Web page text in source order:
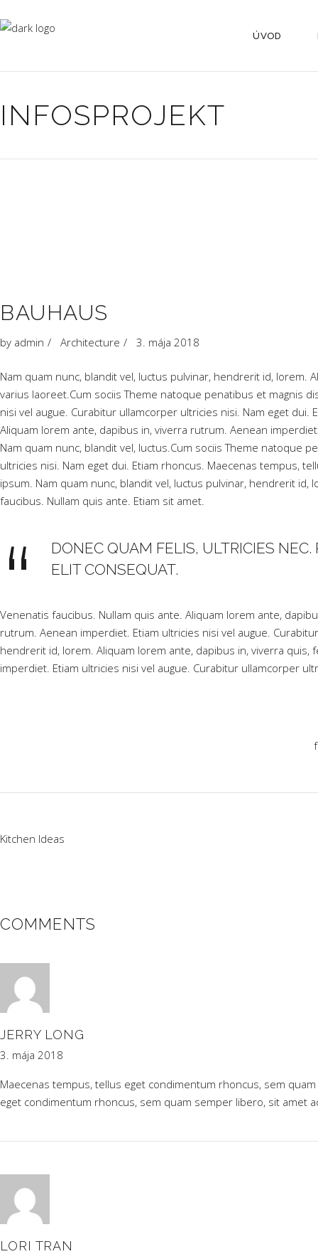
ÚVOD
INFOSPROJEKT
BAUHAUS
by admin Architecture 3. mája 2018
Nam quam nunc, blandit vel, luctus pulvinar, hendrerit id, lorem.
varius laoreet.Cum sociis Theme natoque penatibus et magnis
nisi vel augue. Curabitur ullamcorper ultricies nisi. Nam eget
Aliquam lorem ante, dapibus in, viverra rutrum. Aenean
Nam quam nunc, blandit vel, luctus.Cum sociis Theme natoque
ultricies nisi. Nam eget dui. Etiam rhoncus. Maecenas tempus,
ipsum. Nam quam nunc, blandit vel, luctus pulvinar, hendrerit
faucibus. Nullam quis ante. Etiam sit amet.
DONEC QUAM FELIS, ULTRICIES
ELIT CONSEQUAT.
Venenatis faucibus. Nullam quis ante. Aliquam lorem ante,
rutrum. Aenean imperdiet. Etiam ultricies nisi vel augue.
hendrerit id, lorem. Aliquam lorem ante, dapibus in, viverra
imperdiet. Etiam ultricies nisi vel augue. Curabitur ullamcorper
Kitchen Ideas
COMMENTS
JERRY LONG
3. mája 2018
Maecenas tempus, tellus eget condimentum rhoncus, sem
eget condimentum rhoncus, sem quam semper libero, sit amet
LORI TRAN